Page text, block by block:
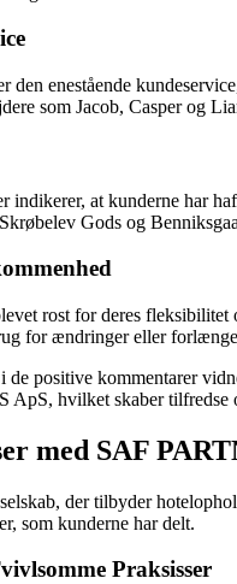
den enestående
som Jacob, Casper og
indikerer, at kunderne har
Gods og
rost for deres fleksibilitet
for ændringer eller
de positive kommentarer
hvilket skaber tilfredse
med SAF
der tilbyder
som kunderne har delt.
Praksisser